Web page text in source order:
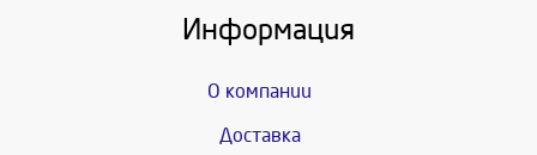
Информация
О компании
Доставка